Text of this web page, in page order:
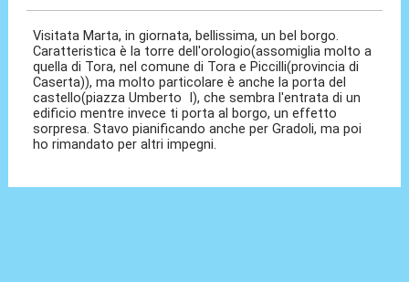
Visitata Marta, in giornata, bellissima, un bel borgo.
Caratteristica è la torre dell'orologio(assomiglia molto a
quella di Tora, nel comune di Tora e Piccilli(provincia di
Caserta)), ma molto particolare è anche la porta del
castello(piazza Umberto I), che sembra l'entrata di un
edificio mentre invece ti porta al borgo, un effetto
sorpresa. Stavo pianificando anche per Gradoli, ma poi
ho rimandato per altri impegni.